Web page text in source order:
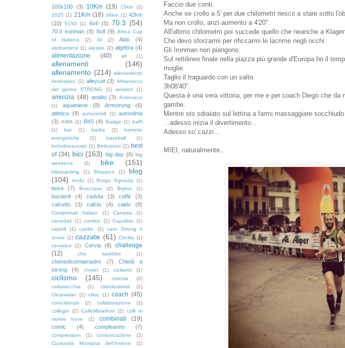
Faccio due conti.
Anche se crollo a 5' per due chilometri riesco a stare sotto
Ma non crollo, anzi aumento a 4'20".
All'ultimo chilometro poi succede quello che neanche a
Che devo sforzarmi per rificcarmi le lacrime negli occhi.
Gli Ironman non piangono.
Sul rettilineo finale nella piazza più grande d'Europa ho il
moglie.
Taglio il traguardo con un salto.
3h08'40".
Questa è una vera vittoria, per me e per coach Diego che
gambe.
Mentre sto sdraiato sul lettina a farmi massaggiare
...adesso inizia il divertimento...
Adesso so' cazzi...
MIEI, naturalmente...
100x100 (3) 10Km (19) 15km
(2)
2025 (1) 21Km (16) 34km (1) 42km
(10)
5150 (1) 6x6 (5) 70.3 (54)
70.3 ironman (8) 8x8 (9) Africa Cup
of Nations
(2) AI (2) Aldo (4)
alelnamenti (1) alessio (2) algebra (4)
alimentazione (40) all (1)
allenamenti
(146)
allenamento (214) allenamento
motivation (2) alleycat (3) Almanacco
del giorno STRONG
(1) amatori (1)
amicizia (48) analisi (3)
Antonacci
(1)
aquaniene (8) Armstrong
(6)
atletica (8) automobili (1) autostima
(3) AWA (1) B4S (4) Badge (1) baffi
(1)
bar (1) barba (2)
barrette
energetiche
(1) baseball
(1)
beforthesunset (1) Berlusconi (2) best
of (34) bici (163) big day (6) big
weekend
(2) bike (151)
bikepacking (1) Bioparco (1)
blog
(104)
body (1) Borgo Egnazia (1)
boxe (7) Bracciano (2) Bryton (1)
buciardi (4) caduta (3) caffè
(3)
calcetto
(3) calcio (4) caldo (8)
Campionati Italiani (1) Canada
(1)
canadair (1) cantico (1) Capalbio
(1)
capelli
(1) cardio (1)
caro Strong ti
scrivo (1) cazzate (61) Cecilia (1)
cerveteri
(2) Cervia (8)
challenge
(12)
che sarebbe (1)
chenedicemiamadre (7)
Chiedi a
strong
(4) chmet (1) ciciliano (1)
ciclismo (145) cinema
(2)
civitavecchia
(1) clandestinità
(1)
Clearwater (1) clinic (1) coach (45)
coincidenze (2) collaborazione
(1)
colleghi (2) ColleMarathon (2) colli di
monte bove
(1) combinati (19)
comic (4) compleanno (7)
compression (1) comunicazione
(2)
Comunità Montana dell'Aniene
(1)